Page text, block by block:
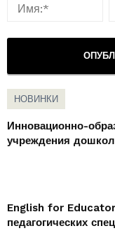
НОВИНКИ
Инновационно-
учреждения
English for
педагогических